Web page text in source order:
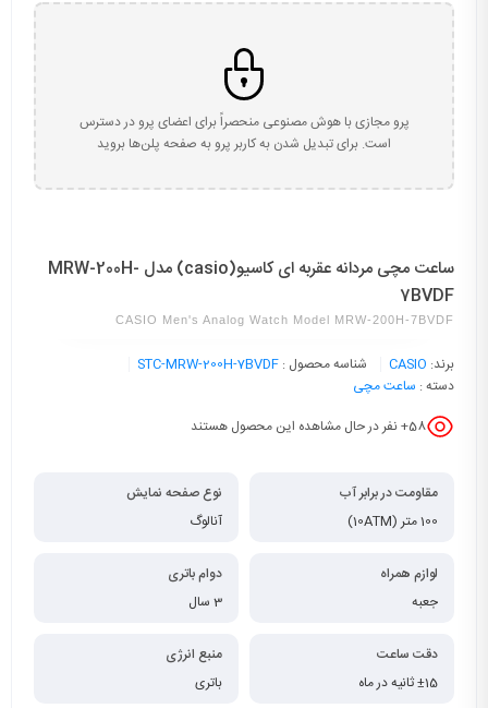
پرو مجازی با هوش مصنوعی منحصراً برای اعضای پرو در دسترس
است. برای تبدیل شدن به کاربر پرو به صفحه پلن‌ها بروید
ساعت مچی مردانه عقربه ای کاسیو(casio) مدل MRW-200H-
7BVDF
CASIO Men's Analog Watch Model MRW-200H-7BVDF
برند: CASIO شناسه محصول : STC-MRW-200H-7BVDF
دسته : ساعت مچی
58+ نفر در حال مشاهده این محصول هستند
مقاومت در برابر آب
100 متر (10ATM)
نوع صفحه نمایش
آنالوگ
لوازم همراه
جعبه
دوام باتری
3 سال
دقت ساعت
±15 ثانیه در ماه
منبع انرژی
باتری